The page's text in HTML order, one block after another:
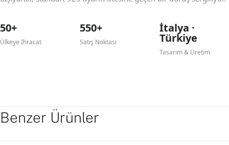
50+
Ülkeye İhracat
550+
Satış Noktası
İtalya ·
Türkiye
Tasarım & Üretim
Benzer Ürünler